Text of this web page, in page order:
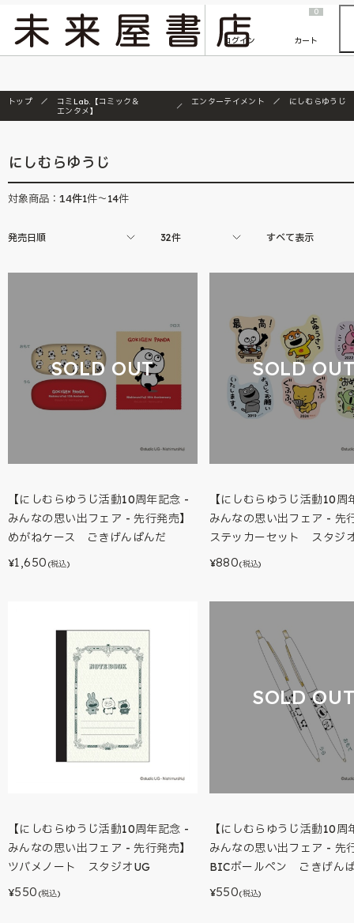
『ONE PIECE magazine 021 ONE PIECEカード付き同梱版』発売延期のご案内
ログイン
0
カート
トップ
コミLab.【コミック＆
エンタメ】
エンターテイメント にしむらゆうじ
にしむらゆうじ
対象商品： 14件1件～14件
発売日順 32件 すべて表示
SOLD OUT
【にしむらゆうじ活動10周年記念 -
みんなの思い出フェア - 先行発売】
めがねケース ごきげんぱんだ
¥1,650 (税込)
SOLD
【にしむらゆうじ活動10周
みんなの思い出フェア - 先
ステッカーセット スタジ
¥880(税込)
【にしむらゆうじ活動10周年記念 -
みんなの思い出フェア - 先行発売】
ツバメノート スタジオUG
¥550 (税込)
SOLD
【にしむらゆうじ活動10周
みんなの思い出フェア - 先
BICボールペン ごきげん
¥550(税込)